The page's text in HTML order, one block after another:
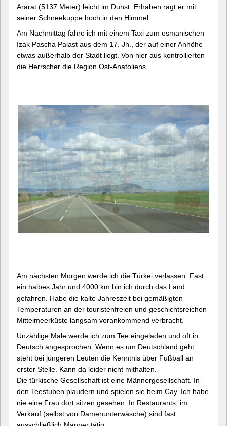
Ararat (5137 Meter) leicht im Dunst. Erhaben ragt er mit
seiner Schneekuppe hoch in den Himmel.
Am Nachmittag fahre ich mit einem Taxi zum osmanischen
Izak Pascha Palast aus dem 17. Jh., der auf einer Anhöhe
etwas außerhalb der Stadt liegt. Von hier aus kontrollierten
die Herrscher die Region Ost-Anatoliens.
Am nächsten Morgen werde ich die Türkei verlassen. Fast
ein halbes Jahr und 4000 km bin ich durch das Land
gefahren. Habe die kalte Jahreszeit bei gemäßigten
Temperaturen an der touristenfreien und geschichtsreichen
Mittelmeerküste langsam vorankommend verbracht.
Unzählige Male werde ich zum Tee eingeladen und oft in
Deutsch angesprochen. Wenn es um Deutschland geht
steht bei jüngeren Leuten die Kenntnis über Fußball an
erster Stelle. Kann da leider nicht mithalten.
Die türkische Gesellschaft ist eine Männergesellschaft. In
den Teestuben plaudern und spielen sie beim Cay. Ich habe
nie eine Frau dort sitzen gesehen. In Restaurants, im
Verkauf (selbst von Damenunterwäsche) sind fast